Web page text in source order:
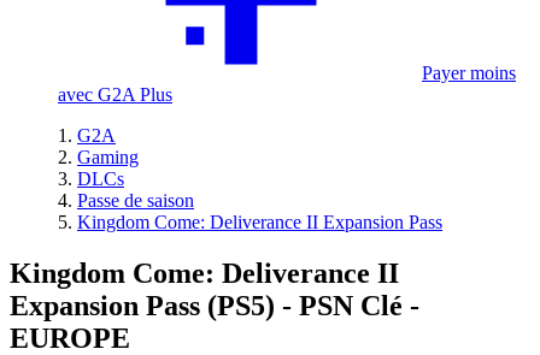
Payer moins
avec G2A Plus
G2A
Gaming
DLCs
Passe de saison
Kingdom Come: Deliverance II Expansion Pass
Kingdom Come: Deliverance II
Expansion Pass (PS5) - PSN Clé -
EUROPE